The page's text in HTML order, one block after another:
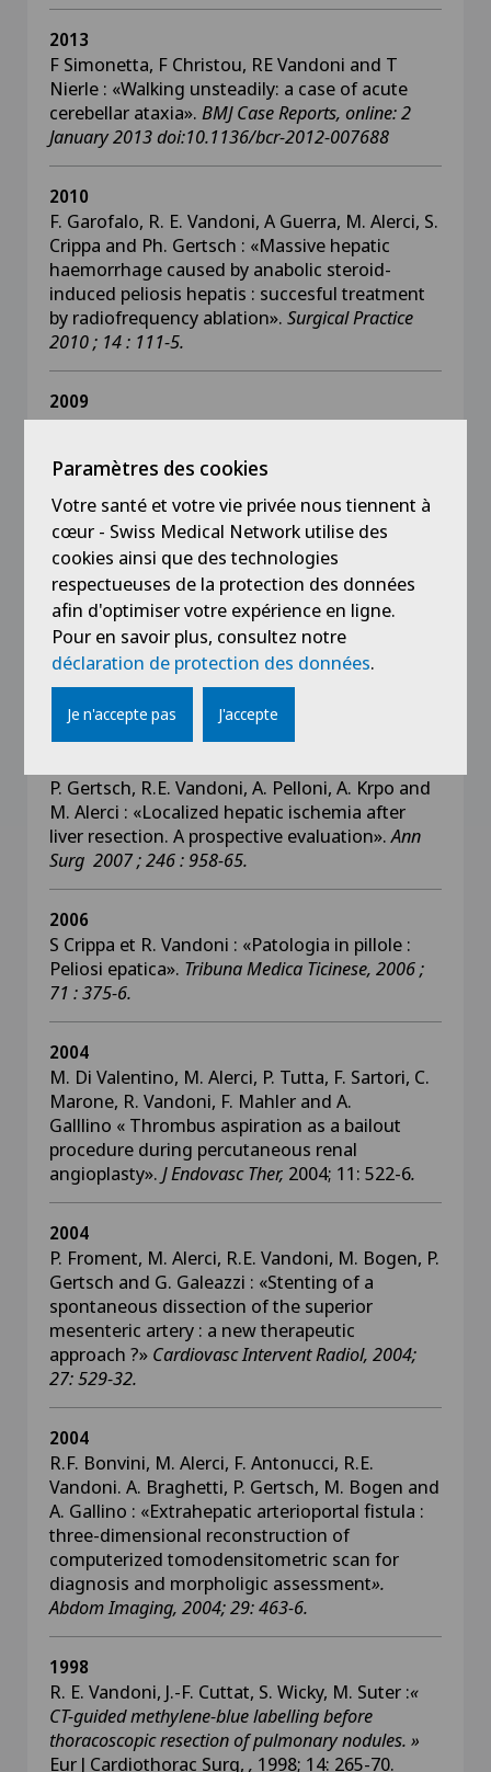
2013
F Simonetta, F Christou, RE Vandoni and T
Nierle : «Walking unsteadily: a case of acute
cerebellar ataxia». BMJ Case Reports, online: 2
January 2013 doi:10.1136/bcr-2012-007688
2010
F. Garofalo, R. E. Vandoni, A Guerra, M. Alerci, S.
Crippa and Ph. Gertsch : «Massive hepatic
haemorrhage caused by anabolic steroid-
induced peliosis hepatis : succesful treatment
by radiofrequency ablation». Surgical Practice
2010 ; 14 : 111-5.
2009
R. E. Vandoni, A. Guerra, P. Sanna, M. Bogen, F.
of Complications from Three Different Permanent
Central Venous Access Systems».Swiss Med
Wkly, 2009; 139: 313-6.
2007
R. E. Vandoni, M. Alerci, P. Froment, A Braghetti,
M. Bogen and P. Gertsch :« Middle mesenteric
artery : contraindication to endovascular repair of
an abdominal aneurysm ? »
P. Gertsch, R.E. Vandoni, A. Pelloni, A. Krpo and
M. Alerci : «Localized hepatic ischemia after
liver resection. A prospective evaluation». Ann
Surg 2007 ; 246 : 958-65.
2006
S Crippa et R. Vandoni : «Patologia in pillole :
Peliosi epatica». Tribuna Medica Ticinese, 2006 ;
71 : 375-6.
2004
M. Di Valentino, M. Alerci, P. Tutta, F. Sartori, C.
Marone, R. Vandoni, F. Mahler and A.
Galllino « Thrombus aspiration as a bailout
procedure during percutaneous renal
angioplasty». J Endovasc Ther, 2004; 11: 522-6.
2004
P. Froment, M. Alerci, R.E. Vandoni, M. Bogen, P.
Gertsch and G. Galeazzi : «Stenting of a
spontaneous dissection of the superior
mesenteric artery : a new therapeutic
approach ?» Cardiovasc Intervent Radiol, 2004;
27: 529-32.
2004
R.F. Bonvini, M. Alerci, F. Antonucci, R.E.
Vandoni. A. Braghetti, P. Gertsch, M. Bogen and
A. Gallino : «Extrahepatic arterioportal fistula :
three-dimensional reconstruction of
computerized tomodensitometric scan for
diagnosis and morpholigic assessment».
Abdom Imaging, 2004; 29: 463-6.
1998
R. E. Vandoni, J.-F. Cuttat, S. Wicky, M. Suter :«
CT-guided methylene-blue labelling before
thoracoscopic resection of pulmonary nodules. »
Eur J Cardiothorac Surg, , 1998; 14: 265-70.
Paramètres des cookies
Votre santé et votre vie privée nous tiennent à
cœur - Swiss Medical Network utilise des
cookies ainsi que des technologies
respectueuses de la protection des données
afin d'optimiser votre expérience en ligne.
Pour en savoir plus, consultez notre
déclaration de protection des données.
Je n'accepte pas J'accepte